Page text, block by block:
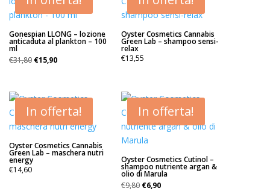
Gonespian LLONG – lozione
anticaduta al plankton – 100
ml
€31,80 Il
era:
€31,80.
€15,90Il
€15,90.
Oyster Cosmetics Cannabis
Green Lab – shampoo sensi-
relax
€13,55
In offerta!
Oyster Cosmetics Cannabis
Green Lab – maschera nutri
energy
€14,60
In offerta!
Oyster Cosmetics Cutinol –
shampoo nutriente argan &
olio di Marula
€9,80 Il
€6,90Il